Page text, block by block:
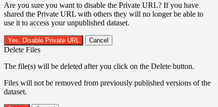
Are you sure you want to disable the Private URL? If you have
shared the Private URL with others they will no longer be able to
use it to access your unpublished dataset.
Yes, Disable Private URL Cancel
Delete Files
The file(s) will be deleted after you click on the Delete button.
Files will not be removed from previously published versions of the
dataset.